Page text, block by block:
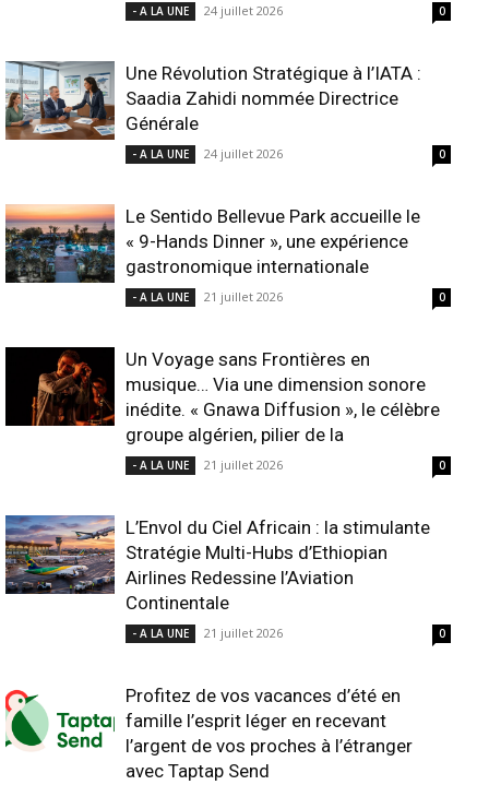
- A LA UNE 24 juillet 2026 0
Une Révolution Stratégique à l’IATA :
Saadia Zahidi nommée Directrice
Générale
- A LA UNE 24 juillet 2026 0
Le Sentido Bellevue Park accueille le
« 9-Hands Dinner », une expérience
gastronomique internationale
- A LA UNE 21 juillet 2026 0
Un Voyage sans Frontières en
musique… Via une dimension sonore
inédite. « Gnawa Diffusion », le célèbre
groupe algérien, pilier de la
- A LA UNE 21 juillet 2026 0
L’Envol du Ciel Africain : la stimulante
Stratégie Multi-Hubs d’Ethiopian
Airlines Redessine l’Aviation
Continentale
- A LA UNE 21 juillet 2026 0
Profitez de vos vacances d’été en
famille l’esprit léger en recevant
l’argent de vos proches à l’étranger
avec Taptap Send